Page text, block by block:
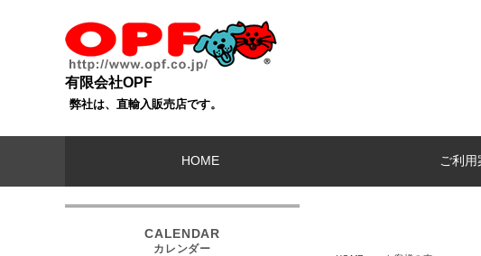
有限会社OPF
弊社は、直輸入販売店です。
HOME ご利用